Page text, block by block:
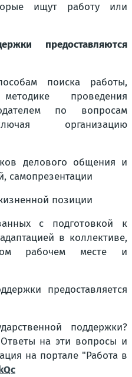
ищут работу или
предоставляются
поиска работы,
проведения
по вопросам
организацию
делового общения и
самопрезентации
позиции
с подготовкой к
в коллективе,
рабочем месте и
предоставляется
поддержки?
на эти вопросы и
на портале "Работа в